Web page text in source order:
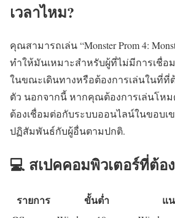
เวลาไหม?
คุณสามารถเล่น “Monster Prom 4:
ทำให้มันเหมาะสำหรับผู้ที่ไม่มีการเชื่อ
ในขณะเดินทางหรือต้องการเล่นในที่ที่
ตัว นอกจากนี้ หากคุณต้องการเล่นโห
ต้องเชื่อมต่อกับระบบออนไลน์ในขอบเ
ปฏิสัมพันธ์กับผู้อื่นตามปกติ.
💻 สเปคคอมพิวเตอร์ที่ต้อ
รายการ ขั้นต่ำ
แ